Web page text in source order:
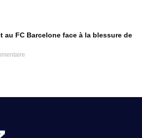
au FC Barcelone face à la blessure de